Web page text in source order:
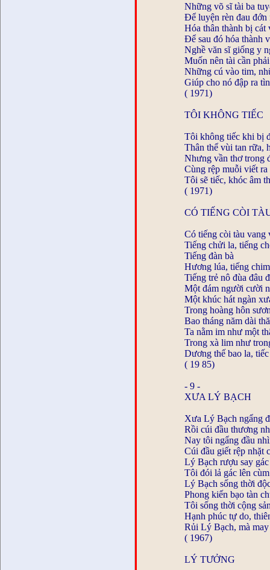
Những võ sĩ tài ba
Để luyện rèn đau đớn
Hóa thân thành bị cát
Để sau đó hóa thành
Nghề văn sĩ giống y
Muốn nên tài cần
Những cú vào tim,
Giúp cho nó đập ra
( 1971)
TÔI KHÔNG TIẾC
Tôi không tiếc khi bị
Thân thể vùi tan rữa,
Nhưng vần thơ trong
Cùng rệp muỗi viết ra
Tôi sẽ tiếc, khóc âm
( 1971)
CÓ TIẾNG CÒI
Có tiếng còi tàu vang
Tiếng chửi la, tiếng
Tiếng đàn bà
Hương lúa, tiếng
Tiếng trẻ nô đùa đâu
Một đám người cười
Một khúc hát ngàn
Trong hoàng hôn
Bao tháng năm dài
Ta nằm im như một
Trong xà lim như
Dương thế bao la,
( 19 85)
- 9 -
XƯA LÝ BẠCH
Xưa Lý Bạch ngẩng
Rồi cúi đầu thương
Nay tôi ngẩng đầu
Cúi đầu giết rệp nhặt
Lý Bạch rượu say
Tôi đói lả gác lên
Lý Bạch sống thời
Phong kiến bạo tàn
Tôi sống thời cộng
Hạnh phúc tự do,
Rủi Lý Bạch, mà
( 1967)
LÝ TƯỞNG